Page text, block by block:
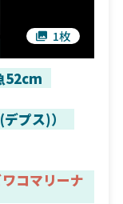
1枚
52cm
プス)）
ワコマリーナ